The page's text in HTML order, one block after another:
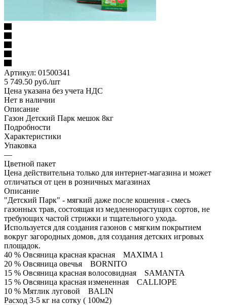
Артикул: 01500341
5 749.50 руб./шт
Цена указана без учета НДС
Нет в наличии
Описание
Газон Детский Парк мешок 8кг
Подробности
Характеристики
Упаковка
—
Цветной пакет
Цена действительна только для интернет-магазина и может
отличаться от цен в розничных магазинах
Описание
"Детский Парк" - мягкий даже после кошения - смесь
газонных трав, состоящая из медленнорастущих сортов, не
требующих частой стрижки и тщательного ухода.
Используется для создания газонов с мягким покрытием
вокруг загородных домов, для создания детских игровых
площадок.
40 % Овсяница красная красная MAXIMA 1
20 % Овсяница овечья BORNITO
15 % Овсяница красная волосовидная SAMANTA
15 % Овсяница красная измененная CALLIOPE
10 % Мятлик луговой BALIN
Расход 3-5 кг на сотку ( 100м2)